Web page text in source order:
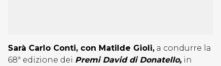
Sarà Carlo Conti, con Matilde Gioli, a condurre la
68ª edizione dei Premi David di Donatello, in